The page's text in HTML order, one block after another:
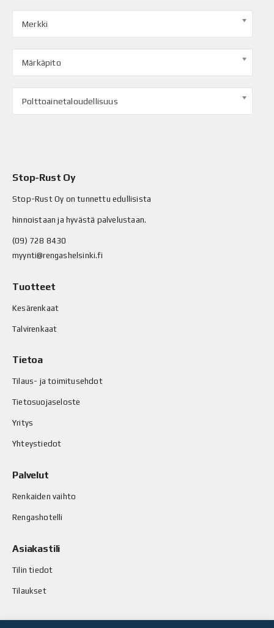
Merkki
Märkäpito
Polttoainetaloudellisuus
Stop-Rust Oy
Stop-Rust Oy on tunnettu edullisista
hinnoistaan ja hyvästä palvelustaan.
(09) 728 8430
myynti@rengashelsinki.fi
Tuotteet
Kesärenkaat
Talvirenkaat
Tietoa
Tilaus- ja toimitusehdot
Tietosuojaseloste
Yritys
Yhteystiedot
Palvelut
Renkaiden vaihto
Rengashotelli
Asiakastili
Tilin tiedot
Tilaukset